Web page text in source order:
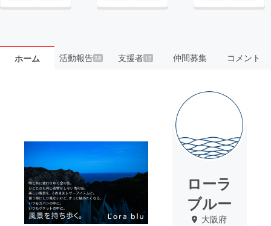
ホーム 活動報告38 支援者 12 仲間募集 コメント
ローラ
ブルー
大阪府